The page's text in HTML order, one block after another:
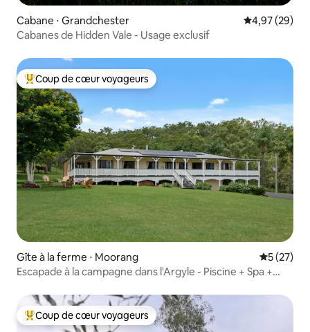
Cabane ⋅ Grandchester Évaluation
4,97 (29)
Cabanes de Hidden Vale - Usage exclusif
Coups de cœur voyageurs les plus appréciés
Coup de cœur voyageurs
Gîte à la ferme ⋅ Moorang
5 (27)
Escapade à la campagne dans l'Argyle - Piscine + Spa +
Coups de cœur voyageurs les plus appréciés
Coup de cœur voyageurs